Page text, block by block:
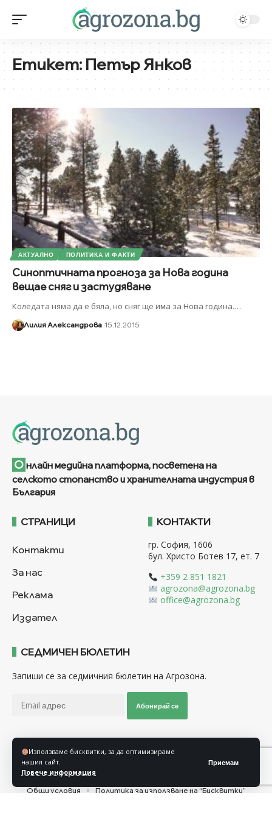
Използваме бисквитки, за да оптимизираме
нашия сайт.
Повече информация
Приемам
Етикет:Петър Янков
АКТУАЛНО ПОЛИТИКА И ФАКТИ
Синоптичната прогноза за Нова година
вещае сняг и застудяване
Коледата няма да е бяла, но сняг ще има за Нова година.…
Лилия Александрова 15.12.2015
О нлайн медийна платформа, посветена на
селското стопанство и хранителната индустрия в
България
СТРАНИЦИ
Контакти
За нас
Реклама
Издател
КОНТАКТИ
гр. София, 1606
бул. Христо Ботев 17, ет. 7
+359 2 851 1821
agrozona@agrozona.bg
office@agrozona.bg
СЕДМИЧЕН БЮЛЕТИН
Запиши се за седмичния бюлетин на Агрозона.
Абонирай се
Последвайте ни
Общи условия
Политика за използване на “Бисквитки”